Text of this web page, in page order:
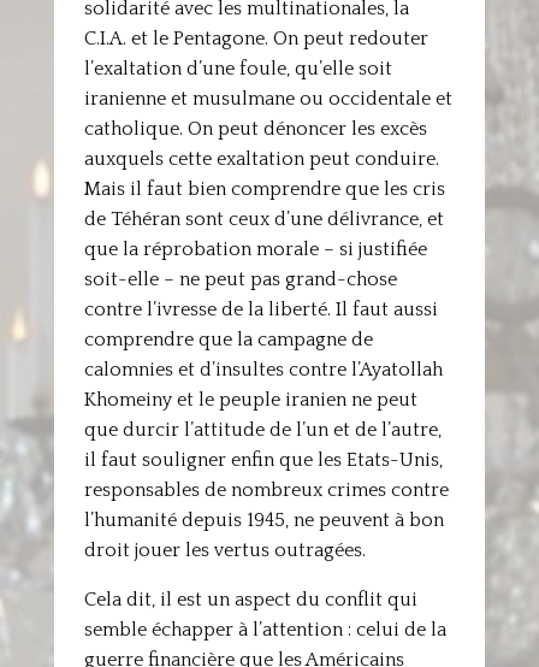
solidarité avec les multinationales, la
C.I.A. et le Pentagone. On peut redouter
l’exaltation d’une foule, qu’elle soit
iranienne et musulmane ou occidentale et
catholique. On peut dénoncer les excès
auxquels cette exaltation peut conduire.
Mais il faut bien comprendre que les cris
de Téhéran sont ceux d’une délivrance, et
que la réprobation morale – si justifiée
soit-elle – ne peut pas grand-chose
contre l’ivresse de la liberté. Il faut aussi
comprendre que la campagne de
calomnies et d’insultes contre l’Ayatollah
Khomeiny et le peuple iranien ne peut
que durcir l’attitude de l’un et de l’autre,
il faut souligner enfin que les Etats-Unis,
responsables de nombreux crimes contre
l’humanité depuis 1945, ne peuvent à bon
droit jouer les vertus outragées.
Cela dit, il est un aspect du conflit qui
semble échapper à l’attention : celui de la
guerre financière que les Américains